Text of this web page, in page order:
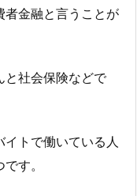
者金融と言うことが
と社会保険などで
トで働いている人
す。